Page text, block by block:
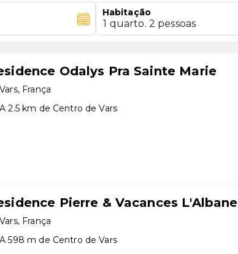
Habitação
1 quarto. 2 pessoas
Odalys Pra Sainte Marie
Vars, França
A 2.5 km de Centro de Vars
Pierre & Vacances L'Albane
Vars, França
A 598 m de Centro de Vars